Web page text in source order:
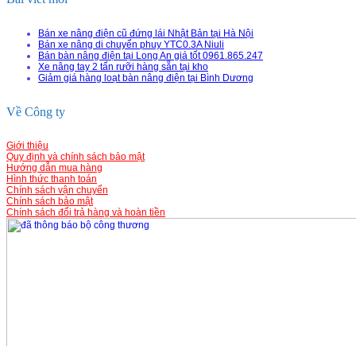
Bán xe nâng điện cũ đứng lái Nhật Bản tại Hà Nội
Bán xe nâng di chuyển phuy YTC0.3A Niuli
Bán bàn nâng điện tại Long An giá tốt 0961.865.247
Xe nâng tay 2 tấn rưỡi hàng sẵn tại kho
Giảm giá hàng loạt bàn nâng điện tại Bình Dương
Về Công ty
Giới thiệu
Quy định và chính sách bảo mật
Hướng dẫn mua hàng
Hình thức thanh toán
Chính sách vận chuyển
Chính sách bảo mật
Chính sách đổi trả hàng và hoàn tiền